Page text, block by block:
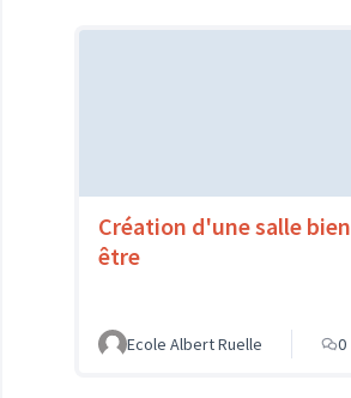
Création d'une salle bien
être
Ecole Albert Ruelle 0